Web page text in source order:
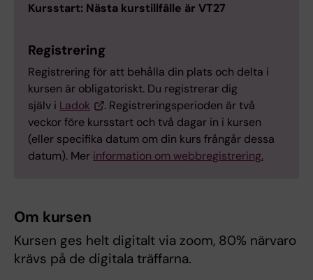
Kursstart: Nästa kurstillfälle är VT27
Registrering
Registrering för att behålla din plats och delta i
kursen är obligatoriskt. Du registrerar dig
själv i Ladok
. Registreringsperioden är två
veckor före kursstart och två dagar in i kursen
(eller specifika datum om din kurs frångår dessa
datum). Mer information om webbregistrering.
Om kursen
Kursen ges helt digitalt via zoom, 80% närvaro
krävs på de digitala träffarna.